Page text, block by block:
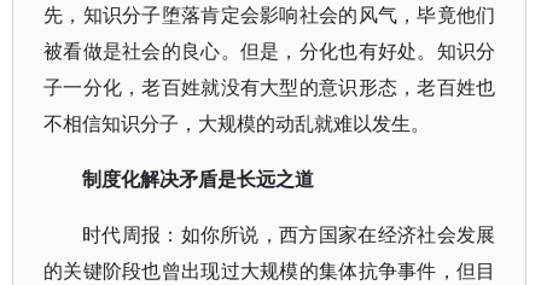
先，知识分子堕落肯定会影响社会的风气，毕竟他们
被看做是社会的良心。但是，分化也有好处。知识分
子一分化，老百姓就没有大型的意识形态，老百姓也
不相信知识分子，大规模的动乱就难以发生。
制度化解决矛盾是长远之道
时代周报：如你所说，西方国家在经济社会发展
的关键阶段也曾出现过大规模的集体抗争事件，但目